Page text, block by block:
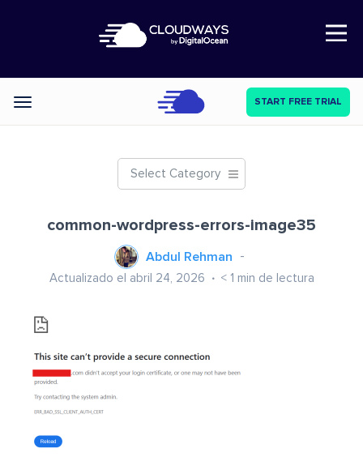
Open Nav
Categories START FREE TRIAL
Select Category
common-wordpress-errors-image35
Abdul Rehman
Actualizado el abril 24, 2026 < 1 min de lectura